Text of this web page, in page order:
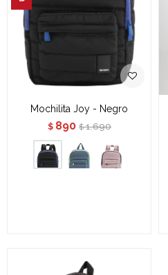
Mochilita Joy - Negro
$ 890 $ 1.690